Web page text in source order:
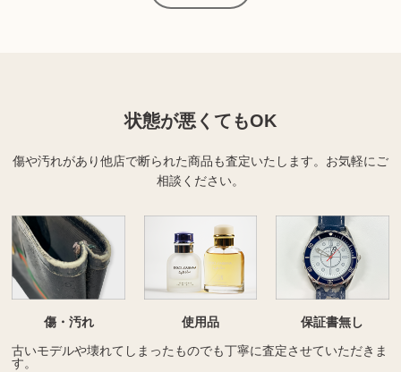
状態が悪くてもOK
傷や汚れがあり他店で断られた商品も査定いたします。 お気軽にご
相談ください。
傷・汚れ 使用品
保証書無し
古いモデルや壊れてしまったものでも丁寧に査定させていただきま
す。